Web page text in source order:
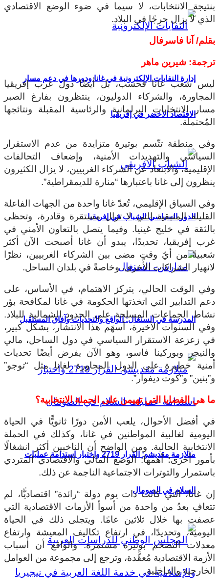
إدارة النفايات الإلكترونية في غانا ودورها في دعم مسار
الاقتصاد الأخضر في إفريقيا
الدور السياسي للشباب في إفريقيا
المدرسة في السنغال: الواقع والتحديات وآفاق المستقبل
متلازمة مقديشو: القرار 2719 واختبار استدامة عمليات
السلام في الصومال
بنتيجة الانتخابات، لا سيما في ضوء الوضع الاقتصادي
الذي لا يزال حرجًا في البلاد.
بقلم/ آنا فاسرفال
ترجمة: شيرين ماهر
ليس شعب غانا فحسب، بل أيضًا دول غرب إفريقيا
المجاورة، والشركاء الدوليون، ينتظرون بفارغ الصبر
مسار الانتخابات البرلمانية والرئاسية المقبلة ونتائجها
المُحتملة.
وفي منطقة تتّسم بوتيرة متزايدة من عدم الاستقرار
السياسي والتهديدات الأمنية، وإضعاف التحالفات
الإقليمية، والابتعاد عن الشركاء الغربيين، لا يزال الكثيرون
ينظرون إلى غانا باعتبارها “منارة للديمقراطية”.
وفي السياق الإقليمي، تُعدّ غانا واحدة من الجهات الفاعلة
القليلة المتبقية التي لا تزال مستقرة وقادرة، وتحظى
بالثقة في خليج غينيا. وفيما يتصل بالتعاون الأمني ​​في
غرب إفريقيا، تحديدًا، يبدو أن غانا أصبحت الآن أكثر
شعبيةً من أيّ وقتٍ مضى بين الشركاء الغربيين، نظرًا
لانهيار الشراكات الأخرى، وخاصةً في بلدان الساحل.
وفي الوقت الحالي، يتركز الاهتمام، في الأساس، على
دعم التدابير التي اتخذتها الحكومة في غانا لمكافحة بؤر
نشاط الجماعات المسلحة على الحدود الشمالية للبلاد.
وفي السنوات الأخيرة، أسهَم هذا الانتشار، بشكل كبير،
في زعزعة الاستقرار السياسي في دول الساحل، مالي
والنيجر وبوركينا فاسو، وهو الآن يفرض أيضًا تحديات
أمنية خطيرة على الدول المجاورة لغانا مثل “توجو”
و”بنين” و”كوت ديفوار”.
ما هي القضايا التي تهيمن على الحملة الانتخابية؟
في أفضل الأحوال، يلعب الأمن دورًا ثانويًّا في الحياة
اليومية لغالبية المواطنين في غانا، وكذلك في الحملة
الانتخابية الحالية. ومن الواضح أن الناخبين أكثر انشغالًا
بأمور أخرى؛ أهمها: الوضع المالي والاقتصادي المتردي
باستمرار والتوترات الاجتماعية الناجمة عن ذلك.
إن غانا، التي كانت ذات يوم دولة “رائدة” اقتصاديًّا، لم
تتعافِ بعدُ من واحدة من أسوأ الأزمات الاقتصادية التي
عصفت بها خلال ثلاثين عامًا. ويتجلى ذلك في الحياة
اليومية، وتحديدًا، في ارتفاع تكاليف المعيشة وارتفاع
معدلات التضخم بوتيرة مستمرة. والواقع أن أسباب
الأزمة الاقتصادية مُعقَّدة، وترجع إلى مجموعة من العوامل
الخارجية والداخلية.